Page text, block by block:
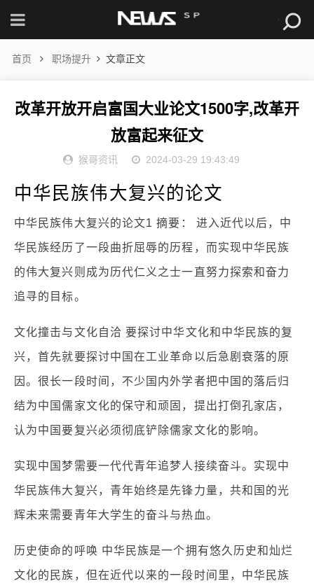
首页 职场提升 文章正文
改革开放开启富国大业论文1500字,改革开
放富起来征文
猴哥资讯 2024-03-29 19:43:49
中华民族伟大复兴的论文
中华民族伟大复兴的论文1 摘要： 进入近代以后，中
华民族经历了一段曲折屈辱的历程，而实现中华民族
的伟大复兴则成为历代仁义之士一直努力探索和奋力
追寻的目标。
文化撞击与文化自洽 要探讨中华文化和中华民族的复
兴，首先就要探讨中国在工业革命以后急剧衰落的原
因。很长一段时间，不少国内外学者把中国的落后归
结为中国儒家文化的保守和顽固，提出打倒孔家店，
认为中国要复兴必须彻底铲除儒家文化的影响。
实现中国梦需要一代代青年追梦人接续奋斗。实现中
华民族伟大复兴，青年始终是先锋力量，共和国的光
辉未来需要青年大学生的奋斗与热血。
历史使命的呼唤 中华民族是一个拥有悠久历史和灿烂
文化的民族，但在近代以来的一段时间里，中华民族